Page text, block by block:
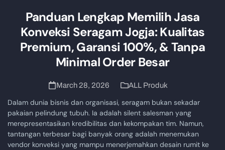
Panduan Lengkap Memilih Jasa
Konveksi Seragam Jogja: Kualitas
Premium, Garansi 100%, & Tanpa
Minimal Order Besar
March 28, 2026 ALL Produk
Dalam dunia bisnis dan organisasi, seragam bukan sekadar
pakaian pelindung tubuh. Ia adalah silent salesman yang
merepresentasikan kredibilitas dan kekompakan tim. Namun,
tantangan terbesar bagi banyak orang adalah menemukan
vendor konveksi yang mampu menerjemahkan desain rumit ke